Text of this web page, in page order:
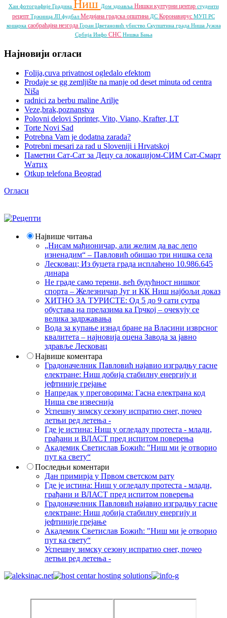
Хан фотографије Градина Ниш Дом здравља Нишки културни центар студенти
рецепт Тржница ЈП фудбал Медијана градска општина ДС Коронавирус МУП РС
кошарка саобраћајна незгода Горан Цветановић убиство Скупштина града Ниша Јужна
Србија Инфо СНС Нишка Бања
Најновији огласи
Folija,cuva privatnost ogledalo efektom
Prodaje se gg zemljište na manje od deset minuta od centra
Niša
radnici za berbu maline Arilje
Veze,brak,poznanstva
Polovni delovi Sprinter, Vito, Viano, Krafter, LT
Torte Novi Sad
Potrebna Vam je dodatna zarada?
Potrebni mesari za rad u Sloveniji i Hrvatskoj
Паметни Сат-Сат за Децу са локацијом-СИМ Сат-Смарт
Wатцх
Otkup telefona Beograd
Огласи
Највише читања
„Нисам мађионичар, али желим да вас лепо
изненадим“ – Павловић обишао три нишка села
Лесковац; Из буџета града исплаћено 10.986.645
динара
Не граде само терени, већ будућност нишког
спорта – Железничар Југ и КК Ниш најбољи доказ
ХИТНО ЗА ТУРИСТЕ: Од 5 до 9 сати сутра
обустава на прелазима ка Грчкој – очекују се
велика задржавања
Вода за купање изнад бране на Власини изврсног
квалитета – најновија оцена Завода за јавно
здравље Лесковац
Највише коментара
Градоначелник Павловић најавио изградњу гасне
електране: Ниш добија стабилну енергију и
јефтиније грејање
Напредак у преговорима: Гасна електрана код
Ниша све извеснија
Успешну зимску сезону испратио снег, почео
летњи ред летења -
Где је истина: Ниш у огледалу протеста - млади,
грађани и ВЛАСТ пред испитом поверења
Академик Светислав Божић: "Ниш ми је отворио
пут ка свету“
Последњи коментари
Дан примирја у Првом светском рату
Где је истина: Ниш у огледалу протеста - млади,
грађани и ВЛАСТ пред испитом поверења
Градоначелник Павловић најавио изградњу гасне
електране: Ниш добија стабилну енергију и
јефтиније грејање
Академик Светислав Божић: "Ниш ми је отворио
пут ка свету“
Успешну зимску сезону испратио снег, почео
летњи ред летења -